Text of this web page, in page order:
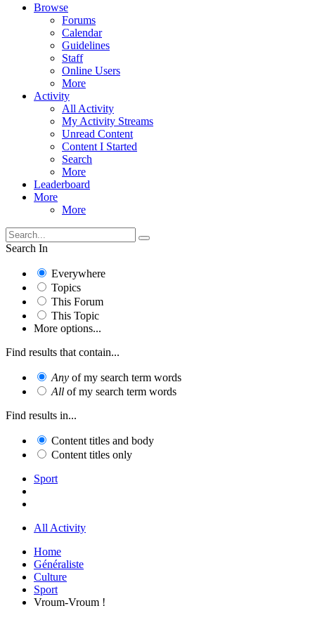
Browse
Forums
Calendar
Guidelines
Staff
Online Users
More
Activity
All Activity
My Activity Streams
Unread Content
Content I Started
Search
More
Leaderboard
More
More
Search In
Everywhere
Topics
This Forum
This Topic
More options...
Find results that contain...
Any of my search term words
All of my search term words
Find results in...
Content titles and body
Content titles only
Sport
All Activity
Home
Généraliste
Culture
Sport
Vroum-Vroum !